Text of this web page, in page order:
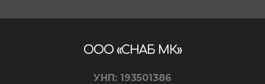
ООО «СНАБ МК»
УНП: 193501386